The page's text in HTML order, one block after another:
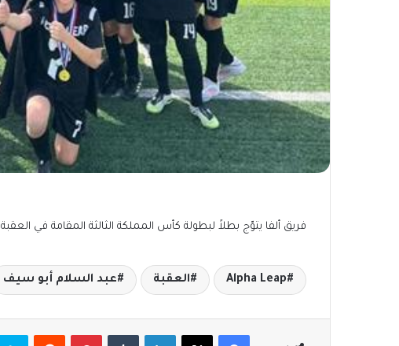
فريق ألفا يتوّج بطلاً لبطولة كأس المملكة الثالثة المقامة في العقبة
Alpha Leap العقبة عبد السلام أبو سيف
فيسبوك‫X لينكدإن بينتيريست